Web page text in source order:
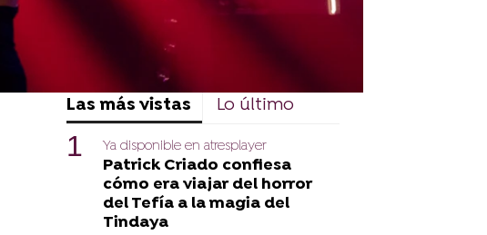
Las más vistas Lo último
Ya disponible en atresplayer
Patrick Criado confiesa
cómo era viajar del horror
del Tefía a la magia del
Tindaya